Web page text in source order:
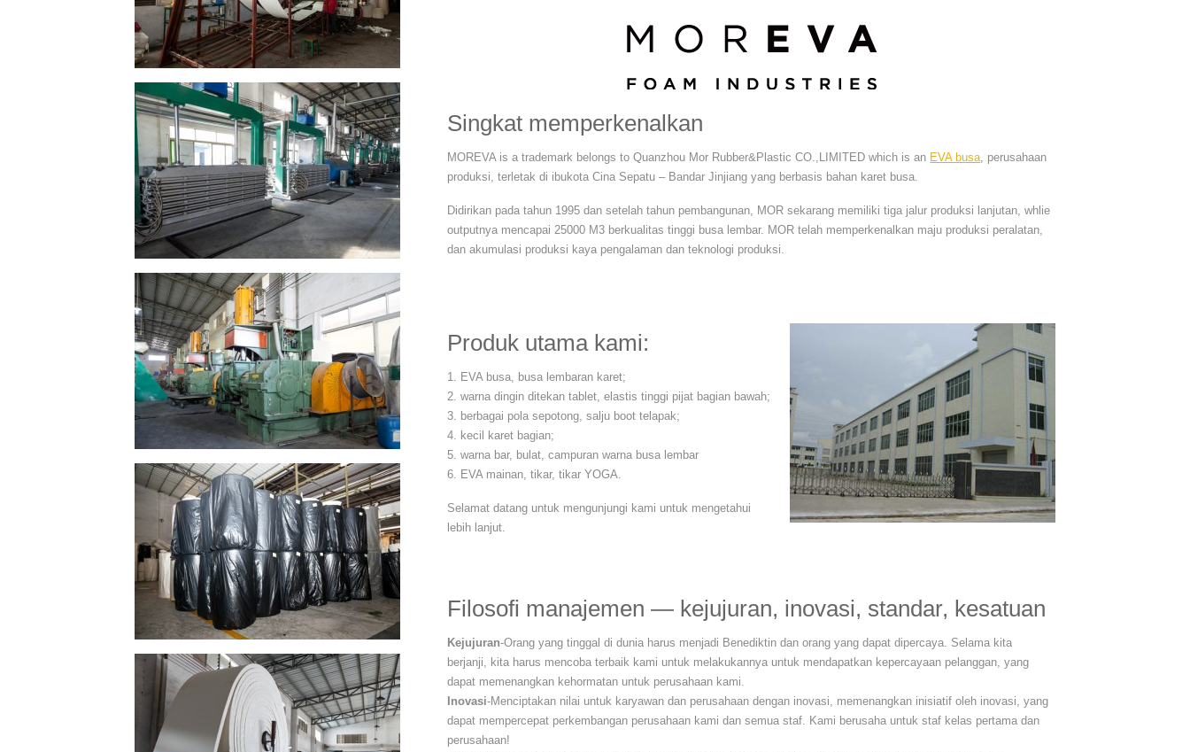
Singkat memperkenalkan
MOREVA is a trademark belongs to Quanzhou Mor Rubber&Plastic CO.,LIMITED which is an EVA busa, perusahaan
produksi, terletak di ibukota Cina Sepatu – Bandar Jinjiang yang berbasis bahan karet busa.
Didirikan pada tahun 1995 dan setelah tahun pembangunan, MOR sekarang memiliki tiga jalur produksi lanjutan, whlie
outputnya mencapai 25000 M3 berkualitas tinggi busa lembar. MOR telah memperkenalkan maju produksi peralatan,
dan akumulasi produksi kaya pengalaman dan teknologi produksi.
Produk utama kami:
1. EVA busa, busa lembaran karet;
2. warna dingin ditekan tablet, elastis tinggi pijat bagian bawah;
3. berbagai pola sepotong, salju boot telapak;
4. kecil karet bagian;
5. warna bar, bulat, campuran warna busa lembar
6. EVA mainan, tikar, tikar YOGA.
Selamat datang untuk mengunjungi kami untuk mengetahui
lebih lanjut.
Filosofi manajemen — kejujuran, inovasi, standar, kesatuan
Kejujuran-Orang yang tinggal di dunia harus menjadi Benediktin dan orang yang dapat dipercaya. Selama kita
berjanji, kita harus mencoba terbaik kami untuk melakukannya untuk mendapatkan kepercayaan pelanggan, yang
dapat memenangkan kehormatan untuk perusahaan kami.
Inovasi-Menciptakan nilai untuk karyawan dan perusahaan dengan inovasi, memenangkan inisiatif oleh inovasi, yang
dapat mempercepat perkembangan perusahaan kami dan semua staf. Kami berusaha untuk staf kelas pertama dan
perusahaan!